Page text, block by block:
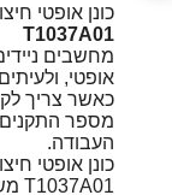
כונן אופטי
T1037A01
מחשבים
כאשר צריך
מספר
העבודה.